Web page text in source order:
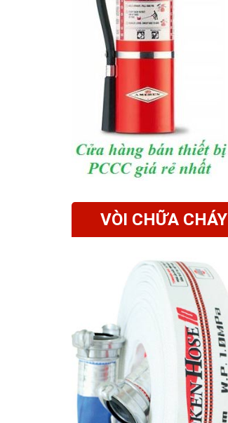
VÒI CHỮA CHÁY